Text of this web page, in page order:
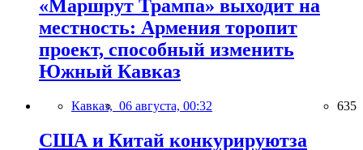
«Маршрут Трампа» выходит на
местность: Армения торопит
проект, способный изменить
Южный Кавказ
Кавказ, 06 августа, 00:32 635
США и Китай конкурируютза